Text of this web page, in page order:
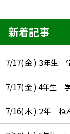
新着記事
7/17( 金 ) ３年生
7/17( 金 ) 4年生
7/16( 木 ) ２年 ね